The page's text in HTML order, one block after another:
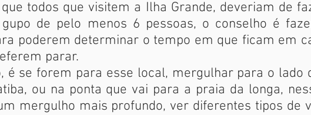
todos que visitem a Ilha Grande, deveriam de
de pelo menos 6 pessoas, o conselho é
poderem determinar o tempo em que ficam em
parar.
se forem para esse local, mergulhar para o lado
ou na ponta que vai para a praia da longa,
mergulho mais profundo, ver diferentes tipos de